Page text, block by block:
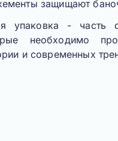
защищают
упаковка - часть
необходимо
и современных